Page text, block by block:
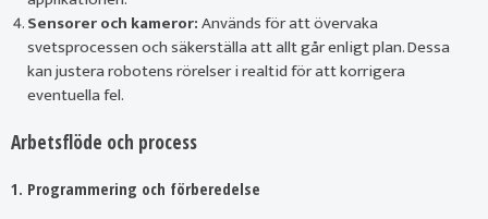
Sensorer och kameror:Används för att övervaka
svetsprocessen och säkerställa att allt går enligt plan. Dessa
kan justera robotens rörelser i realtid för att korrigera
eventuella fel.
Arbetsflöde och process
1. Programmering och förberedelse